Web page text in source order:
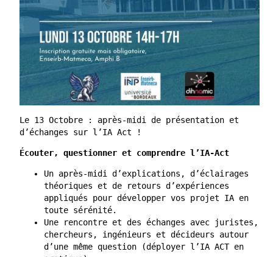
Le 13 Octobre : après-midi de présentation et
d’échanges sur l’IA Act !
Écouter, questionner et comprendre l’IA-Act
Un après-midi d’explications, d’éclairages
théoriques et de retours d’expériences
appliqués pour développer vos projet IA en
toute sérénité.
Une rencontre et des échanges avec juristes,
chercheurs, ingénieurs et décideurs autour
d’une même question (déployer l’IA ACT en